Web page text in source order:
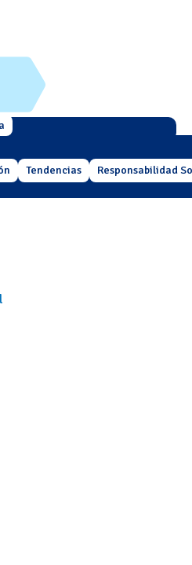
Tendencias Responsabilidad